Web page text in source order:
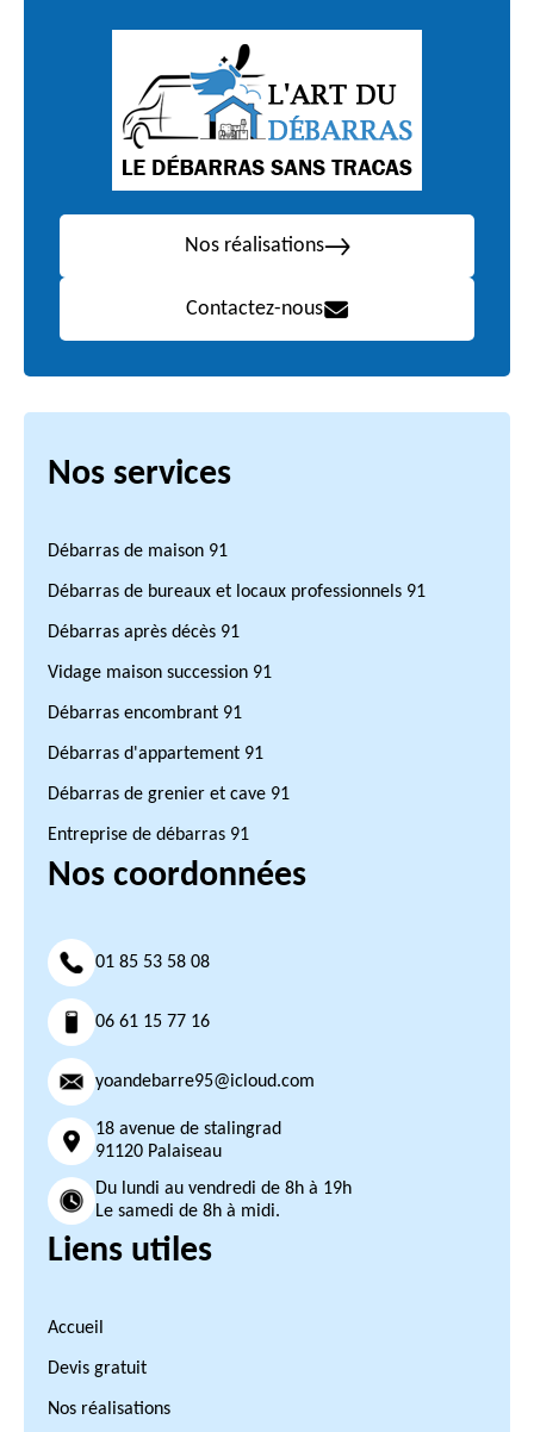
Nos réalisations
Contactez-nous
Nos services
Débarras de maison 91
Débarras de bureaux et locaux professionnels 91
Débarras après décès 91
Vidage maison succession 91
Débarras encombrant 91
Débarras d'appartement 91
Débarras de grenier et cave 91
Entreprise de débarras 91
Nos coordonnées
01 85 53 58 08
06 61 15 77 16
yoandebarre95@icloud.com
18 avenue de stalingrad
91120 Palaiseau
Du lundi au vendredi de 8h à 19h
Le samedi de 8h à midi.
Liens utiles
Accueil
Devis gratuit
Nos réalisations